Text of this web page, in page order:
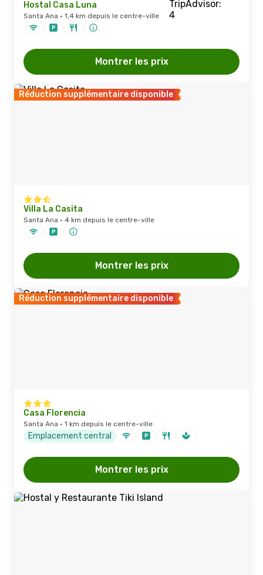
Hostal Casa Luna
Santa Ana · 1,4 km depuis le centre-ville
Montrer les prix
Réduction supplémentaire disponible
Villa La Casita
Santa Ana · 4 km depuis le centre-ville
Montrer les prix
Réduction supplémentaire disponible
Casa Florencia
Santa Ana · 1 km depuis le centre-ville
Emplacement central
Montrer les prix